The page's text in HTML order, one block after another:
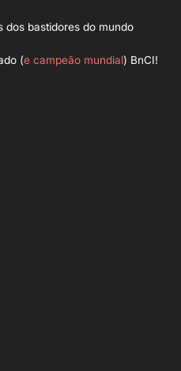
dos bastidores do mundo
(e campeão mundial) BnCI!